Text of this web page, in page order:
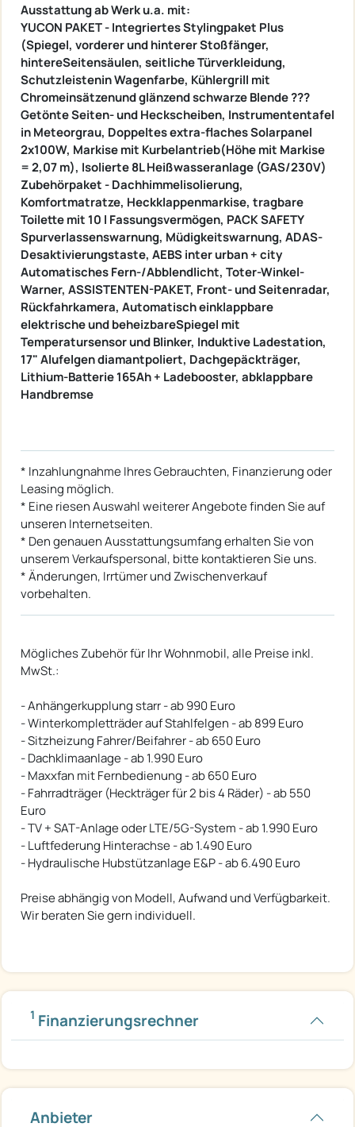
Ausstattung ab Werk u.a. mit:
YUCON PAKET- Integriertes Stylingpaket Plus
(Spiegel, vorderer und hinterer Stoßfänger,
hintereSeitensäulen, seitliche Türverkleidung,
Schutzleistenin Wagenfarbe, Kühlergrill mit
Chromeinsätzenund glänzend schwarze Blende ???
Getönte Seiten- und Heckscheiben, Instrumententafel
in Meteorgrau, Doppeltes extra-flaches Solarpanel
2x100W, Markise mit Kurbelantrieb(Höhe mit Markise
= 2,07 m), Isolierte 8L Heißwasseranlage (GAS/230V)
Zubehörpaket -Dachhimmelisolierung,
Komfortmatratze, Heckklappenmarkise, tragbare
Toilette mit 10 l Fassungsvermögen, PACK SAFETY
Spurverlassenswarnung, Müdigkeitswarnung, ADAS-
Desaktivierungstaste, AEBS inter urban + city
Automatisches Fern-/Abblendlicht, Toter-Winkel-
Warner, ASSISTENTEN-PAKET, Front- und Seitenradar,
Rückfahrkamera, Automatisch einklappbare
elektrische und beheizbareSpiegel mit
Temperatursensor und Blinker, Induktive Ladestation,
17" Alufelgen diamantpoliert, Dachgepäckträger,
Lithium-Batterie 165Ah + Ladebooster, abklappbare
Handbremse
* Inzahlungnahme Ihres Gebrauchten, Finanzierung oder
Leasing möglich.
* Eine riesen Auswahl weiterer Angebote finden Sie auf
unseren Internetseiten.
* Den genauen Ausstattungsumfang erhalten Sie von
unserem Verkaufspersonal, bitte kontaktieren Sie uns.
* Änderungen, Irrtümer und Zwischenverkauf
vorbehalten.
Mögliches Zubehör für Ihr Wohnmobil, alle Preise inkl.
MwSt.:
- Anhängerkupplung starr - ab 990 Euro
- Winterkompletträder auf Stahlfelgen - ab 899 Euro
- Sitzheizung Fahrer/Beifahrer - ab 650 Euro
- Dachklimaanlage - ab 1.990 Euro
- Maxxfan mit Fernbedienung - ab 650 Euro
- Fahrradträger (Heckträger für 2 bis 4 Räder) - ab 550
Euro
- TV + SAT-Anlage oder LTE/5G-System - ab 1.990 Euro
- Luftfederung Hinterachse - ab 1.490 Euro
- Hydraulische Hubstützanlage E&P - ab 6.490 Euro
Preise abhängig von Modell, Aufwand und Verfügbarkeit.
Wir beraten Sie gern individuell.
1 Finanzierungsrechner
Anbieter